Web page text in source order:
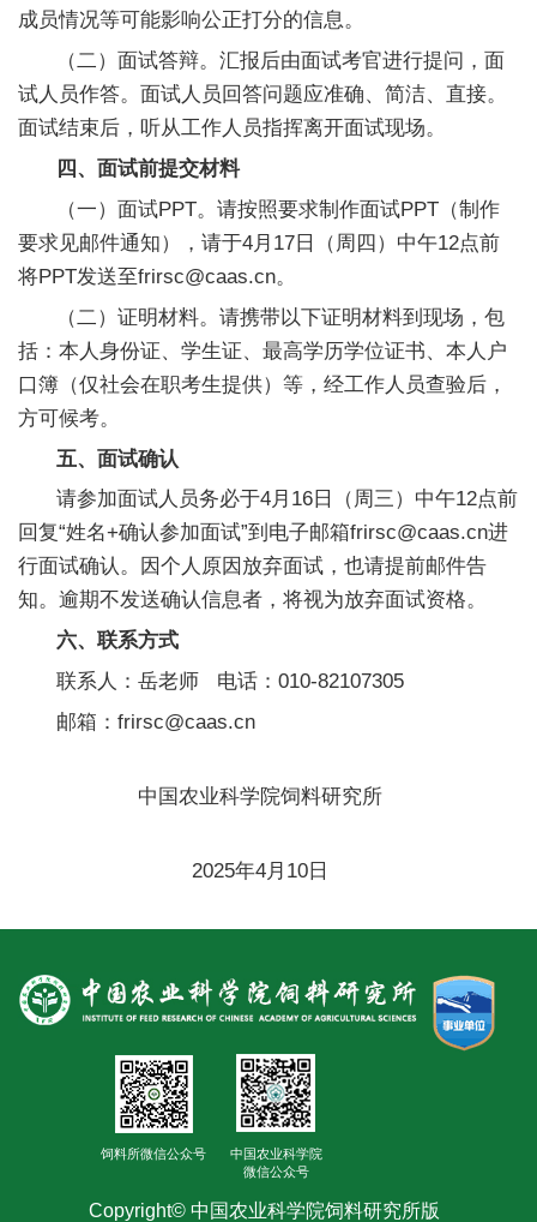
育
党
工
作
成员情况等可能影响公正打分的信息。
（二）面试答辩。汇报后由面试考官进行提问，面
试人员作答。面试人员回答问题应准确、简洁、直接。
面试结束后，听从工作人员指挥离开面试现场。
四、面试前提交材料
（一）面试PPT。请按照要求制作面试PPT（制作
要求见邮件通知），请于4月17日（周四）中午12点前
将PPT发送至frirsc@caas.cn。
（二）证明材料。请携带以下证明材料到现场，包
括：本人身份证、学生证、最高学历学位证书、本人户
口簿（仅社会在职考生提供）等，经工作人员查验后，
方可候考。
五、面试确认
请参加面试人员务必于4月16日（周三）中午12点前
回复“姓名+确认参加面试”到电子邮箱frirsc@caas.cn进
行面试确认。因个人原因放弃面试，也请提前邮件告
知。逾期不发送确认信息者，将视为放弃面试资格。
六、联系方式
联系人：岳老师 电话：010-82107305
邮箱：frirsc@caas.cn
中国农业科学院饲料研究所
2025年4月10日
饲料所微信公众号
中国农业科学院
微信公众号
Copyright© 中国农业科学院饲料研究所版